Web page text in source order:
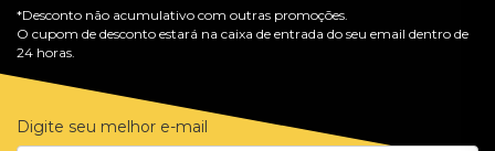
*Desconto não acumulativo com outras promoções.
O cupom de desconto estará na caixa de entrada do seu email dentro de
24 horas.
Digite seu melhor e-mail